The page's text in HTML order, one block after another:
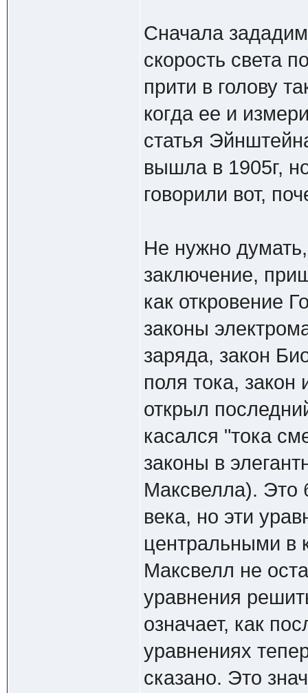
Сначала
скорость света
прити в голову
когда ее и
статья
вышла в 1905г,
говорили вот,
Не нужно
заключение,
как откровение
законы
заряда, закон
поля тока,
открыл
касался "тока
законы в
Максвелла). Это
века, но эти
центральными в
Максвелл не
уравнения
означает, как
уравнениях
сказано. Это